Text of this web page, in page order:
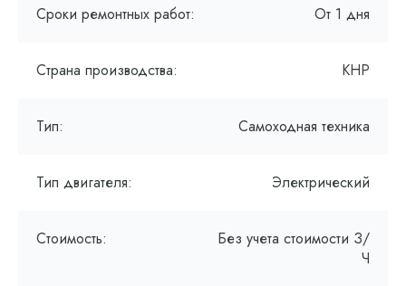
Сроки ремонтных работ: От 1 дня
Страна производства: КНР
Тип: Самоходная техника
Тип двигателя: Электрический
Стоимость:
Без учета стоимости З/
Ч